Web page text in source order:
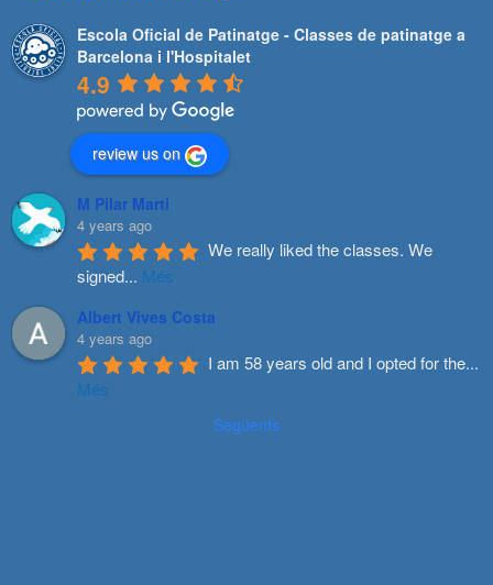
Escola Oficial de Patinatge - Classes de patinatge a
Barcelona i l'Hospitalet
4.9
review us on
M Pilar Marti
4 years ago
We really liked the classes. We
signed... Més
Albert Vives Costa
4 years ago
I am 58 years old and I opted for the...
Més
Següents